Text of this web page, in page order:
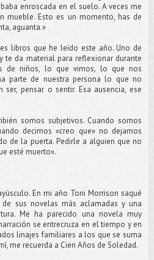
enroscada en el suelo. A veces me
mueble. Esto es un momento, has de
aguanta.»
libros que he leído este año. Uno de
te da material para reflexionar durante
de niños, lo que vimos, lo que nos
parte de nuestra persona lo que no
pensar o sentir. Esa ausencia, ese
somos subjetivos. Cuando somos
decimos «creo que» no dejamos
de la puerta. Pedirle a alguien que no
esté muerto».
En mi año Toni Morrison saqué
de sus novelas más aclamadas y una
Me ha parecido una novela muy
se entrecruza en el tiempo y en
linajes familiares a los que se suma
me recuerda a Cien Años de Soledad.